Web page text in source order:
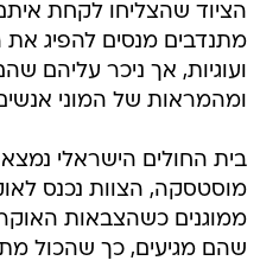
הציוד שהצליחו לקחת
מתנדבים מנסים להפיג
ועוגיות, אך ניכר עליהם
ומהמראות של המוני
בית החולים הישראלי
מוסטסקה, הצוות נכנס
ממוגנים כשהצבאות
שהם מגיעים, כך שהכול